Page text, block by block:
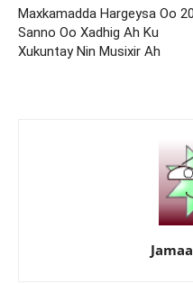
Maxkamadda Hargeysa Oo 20
Sanno Oo Xadhig Ah Ku
Xukuntay Nin Musixir Ah